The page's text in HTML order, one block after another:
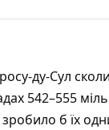
ду-Сул
542–555
б їх